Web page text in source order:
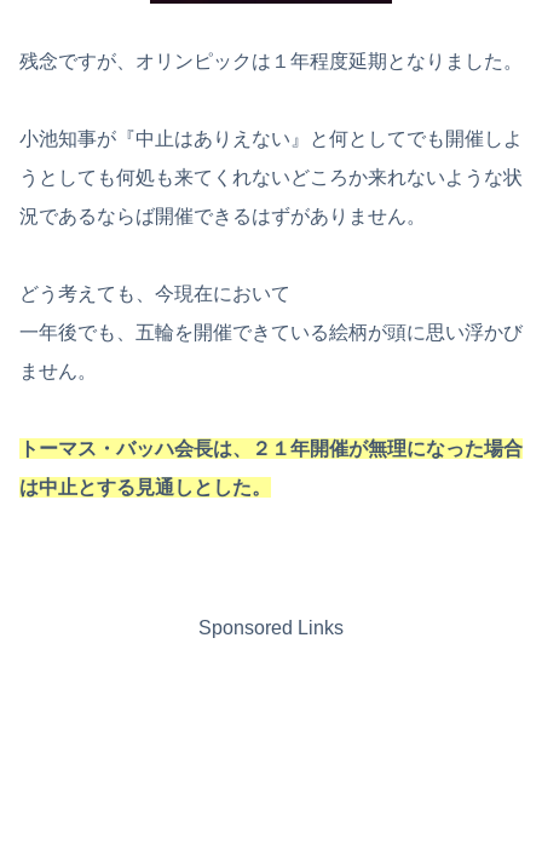
残念ですが、オリンピックは１年程度延期となりました。
小池知事が『中止はありえない』と何としてでも開催しよ
うとしても何処も来てくれないどころか来れないような状
況であるならば開催できるはずがありません。
どう考えても、今現在において
一年後でも、五輪を開催できている絵柄が頭に思い浮かび
ません。
トーマス・バッハ会長は、２１年開催が無理になった場合
は中止とする見通しとした。
Sponsored Links